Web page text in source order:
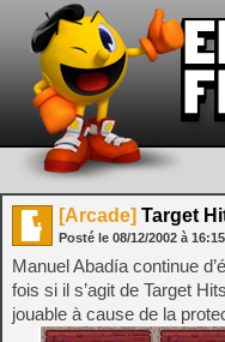
[Arcade] Target
Posté le 08/12/2002 à 16:15
Manuel Abadía continue
fois si il s’agit de Target
jouable à cause de la